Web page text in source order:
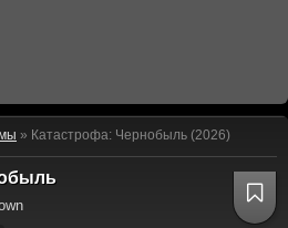
» Катастрофа: Чернобыль (2026)